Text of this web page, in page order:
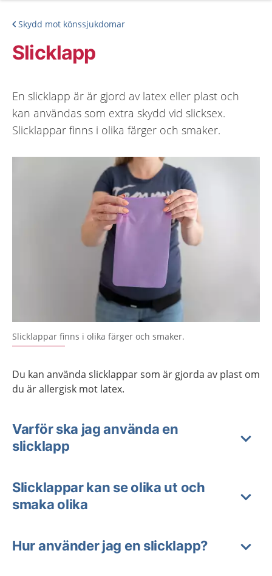
Skydd mot könssjukdomar
Slicklapp
En slicklapp är är gjord av latex eller plast och
kan användas som extra skydd vid slicksex.
Slicklappar finns i olika färger och smaker.
Slicklappar finns i olika färger och smaker.
Du kan använda slicklappar som är gjorda av plast om
du är allergisk mot latex.
Varför ska jag använda en
slicklapp
Slicklappar kan se olika ut och
smaka olika
Hur använder jag en slicklapp?